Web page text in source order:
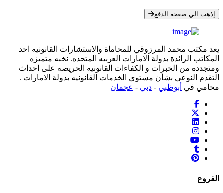
إذهب الي صفحة الدفع
يعد مكتب محمد المرزوقي للمحاماة والاستشارات القانونيه احد
المكاتب الرائدة بدولة الامارات العربيه المتحده. نخبه متميزه
ومتجدده من الخبرات و الكفاءات القانونيه الحريصه على احداث
التقدم النوعي بشأن مستوي الخدمات القانونيه بدولة الامارات .
محامي في أبوظبي - دبي - عجمان
الفروع